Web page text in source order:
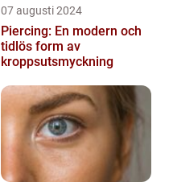
07 augusti 2024
Piercing: En modern och
tidlös form av
kroppsutsmyckning